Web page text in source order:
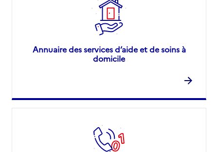
Annuaire des services d’aide et de soins à
domicile